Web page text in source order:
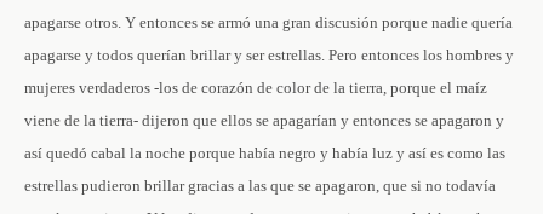
apagarse otros. Y entonces se armó una gran discusión porque nadie quería
apagarse y todos querían brillar y ser estrellas. Pero entonces los hombres y
mujeres verdaderos ‑los de corazón de color de la tierra, porque el maíz
viene de la tierra- dijeron que ellos se apagarían y entonces se apagaron y
así quedó cabal la noche porque había negro y había luz y así es como las
estrellas pudieron brillar gracias a las que se apagaron, que si no todavía